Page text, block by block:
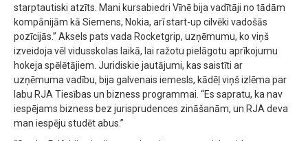
starptautiski atzīts. Mani kursabiedri Vīnē bija vadītāji no tādām
kompānijām kā Siemens, Nokia, arī start-up cilvēki vadošās
pozīcijās.” Aksels pats vada Rocketgrip, uzņēmumu, ko viņš
izveidoja vēl vidusskolas laikā, lai ražotu pielāgotu aprīkojumu
hokeja spēlētājiem. Juridiskie jautājumi, kas saistīti ar
uzņēmuma vadību, bija galvenais iemesls, kādēļ viņš izlēma par
labu RJA Tiesības un bizness programmai. “Es sapratu, ka nav
iespējams bizness bez jurisprudences zināšanām, un RJA deva
man iespēju studēt abus.”